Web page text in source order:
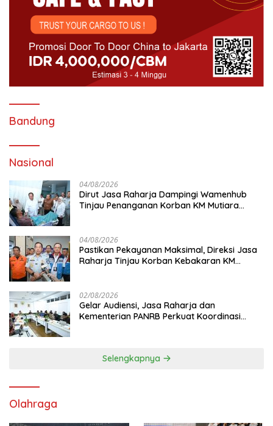
Bandung
Nasional
04/08/2026
Dirut Jasa Raharja Dampingi Wamenhub
Tinjau Penanganan Korban KM Mutiara
04/08/2026
Pastikan Pekayanan Maksimal, Direksi Jasa
Raharja Tinjau Korban Kebakaran KM
02/08/2026
Gelar Audiensi, Jasa Raharja dan
Kementerian PANRB Perkuat Koordinasi
Selengkapnya
Olahraga